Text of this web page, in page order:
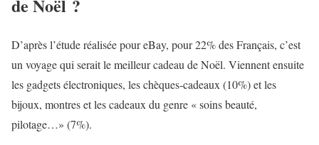
de Noël ?
D’après l’étude réalisée pour eBay, pour 22% des Français, c’est
un voyage qui serait le meilleur cadeau de Noël. Viennent ensuite
les gadgets électroniques, les chèques-cadeaux (10%) et les
bijoux, montres et les cadeaux du genre « soins beauté,
pilotage…» (7%).